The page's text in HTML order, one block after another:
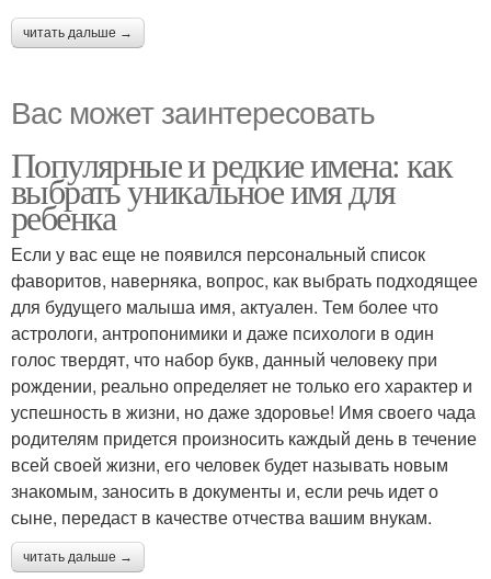
читать дальше →
Вас может заинтересовать
Популярные и редкие имена: как
выбрать уникальное имя для
ребенка
Если у вас еще не появился персональный список
фаворитов, наверняка, вопрос, как выбрать подходящее
для будущего малыша имя, актуален. Тем более что
астрологи, антропонимики и даже психологи в один
голос твердят, что набор букв, данный человеку при
рождении, реально определяет не только его характер и
успешность в жизни, но даже здоровье! Имя своего чада
родителям придется произносить каждый день в течение
всей своей жизни, его человек будет называть новым
знакомым, заносить в документы и, если речь идет о
сыне, передаст в качестве отчества вашим внукам.
читать дальше →